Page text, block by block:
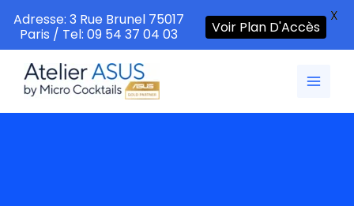
contenu
Adresse: 3 Rue Brunel 75017
Paris / Tel: 09 54 37 04 03
Voir Plan D'Accès
X